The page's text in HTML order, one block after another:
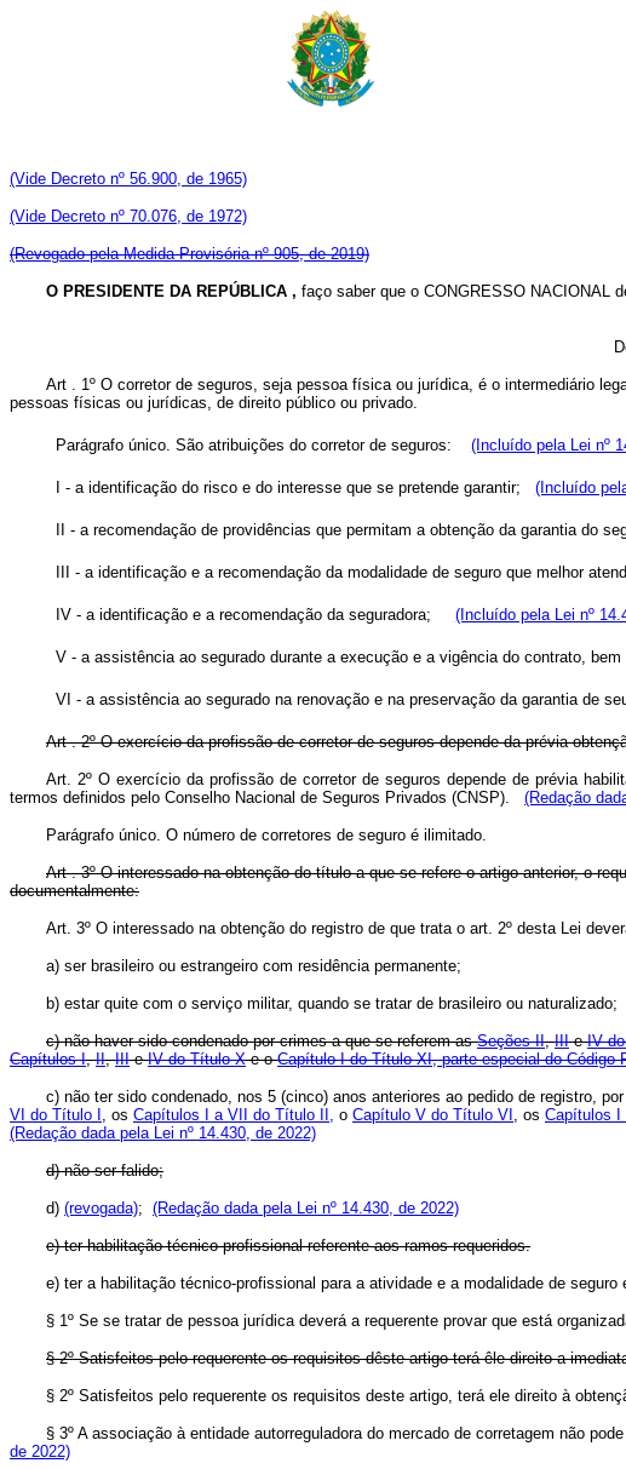
(Vide Decreto nº 56.900, de 1965)
(Vide Decreto nº 70.076, de 1972)
(Revogado pela Medida Provisória nº 905, de 2019)
O PRESIDENTE DA REPÚBLICA , faço saber que o CONGRESSO NACIONAL
Art . 1º O corretor de seguros, seja pessoa física ou jurídica, é o intermediário
pessoas físicas ou jurídicas, de direito público ou privado.
Parágrafo único. São atribuições do corretor de seguros: (Incluído pela Lei nº
I - a identificação do risco e do interesse que se pretende garantir; (Incluído
II - a recomendação de providências que permitam a obtenção da garantia do
III - a identificação e a recomendação da modalidade de seguro que melhor
IV - a identificação e a recomendação da seguradora; (Incluído pela Lei nº
V - a assistência ao segurado durante a execução e a vigência do contrato,
VI - a assistência ao segurado na renovação e na preservação da garantia de
Art . 2º O exercício da profissão de corretor de seguros depende da prévia
Art. 2º O exercício da profissão de corretor de seguros depende de prévia
termos definidos pelo Conselho Nacional de Seguros Privados (CNSP). (Redação
Parágrafo único. O número de corretores de seguro é ilimitado.
Art . 3º O interessado na obtenção do título a que se refere o artigo anterior, o
documentalmente:
Art. 3º O interessado na obtenção do registro de que trata o art. 2º desta Lei
a) ser brasileiro ou estrangeiro com residência permanente;
b) estar quite com o serviço militar, quando se tratar de brasileiro ou naturalizado;
c) não haver sido condenado por crimes a que se referem asSeções II,IIIeIV
Capítulos I,II,IIIeIV do Título Xe oCapítulo I do Título XI, parte especial do Código
c) não ter sido condenado, nos 5 (cinco) anos anteriores ao pedido de registro,
VI do Título I , os Capítulos I a VII do Título II, o Capítulo V do Título VI , os Capítulos
(Redação dada pela Lei nº 14.430, de 2022)
d) não ser falido;
d) (revogada); (Redação dada pela Lei nº 14.430, de 2022)
e) ter habilitação técnico-profissional referente aos ramos requeridos.
e) ter a habilitação técnico-profissional para a atividade e a modalidade de
§ 1º Se se tratar de pessoa jurídica deverá a requerente provar que está
§ 2º Satisfeitos pelo requerente os requisitos dêste artigo terá êle direito a
§ 2º Satisfeitos pelo requerente os requisitos deste artigo, terá ele direito à
§ 3º A associação à entidade autorreguladora do mercado de corretagem não
de 2022)